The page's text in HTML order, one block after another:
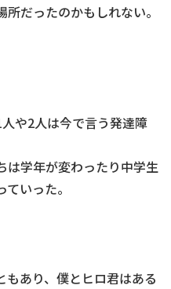
だったのかもしれない。
や2人は今で言う発達障
は学年が変わったり中学生
いった。
あり、僕とヒロ君はある